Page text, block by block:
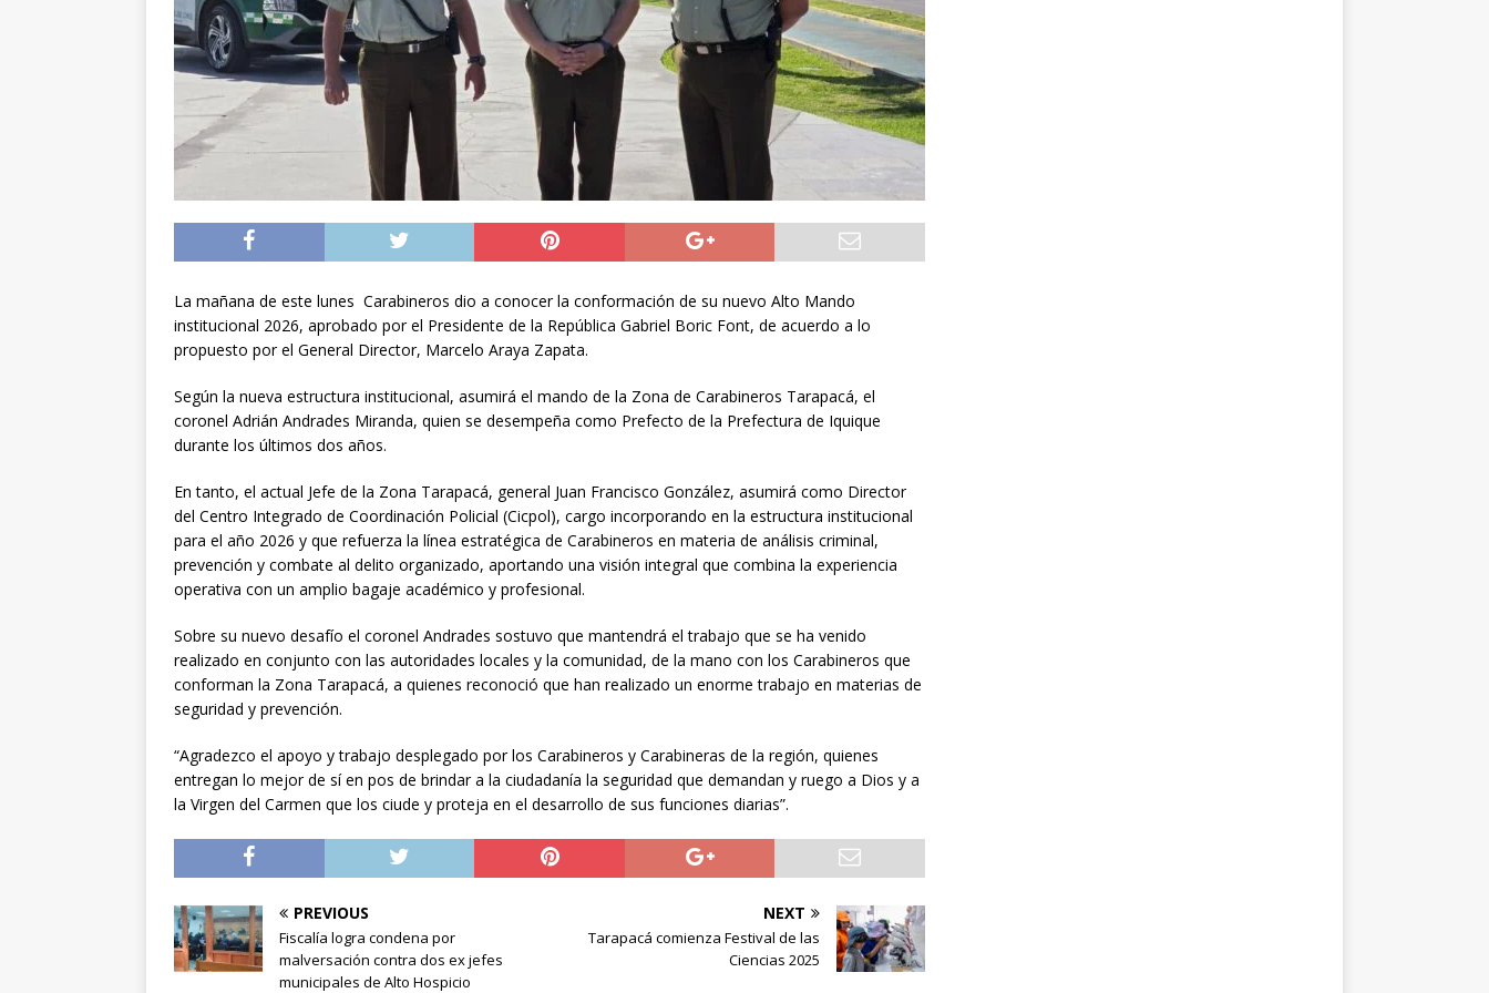
[ 04/08/2026 ] Ministros de la Unión Europea acuerdan reforzar fronteras, retornos y
sistema de alerta temprana tras la crisis en Ceuta
INTERNACIONAL
[ 04/08/2026 ]
Precio del cobre alcanzó un nuevo máximo histórico
NACIONAL
[ 05/08/2026 ]
Sueldos millonarios en el Gobierno: 46 funcionarios de
superintendencias ganan igual o más que el presidente Kast
DEPORTES
La mañana de este lunes Carabineros dio a conocer la conformación de su nuevo Alto Mando
institucional 2026, aprobado por el Presidente de la República Gabriel Boric Font, de acuerdo a lo
propuesto por el General Director, Marcelo Araya Zapata.
Según la nueva estructura institucional, asumirá el mando de la Zona de Carabineros Tarapacá, el
coronel Adrián Andrades Miranda, quien se desempeña como Prefecto de la Prefectura de Iquique
durante los últimos dos años.
En tanto, el actual Jefe de la Zona Tarapacá, general Juan Francisco González, asumirá como Director
del Centro Integrado de Coordinación Policial (Cicpol), cargo incorporando en la estructura institucional
para el año 2026 y que refuerza la línea estratégica de Carabineros en materia de análisis criminal,
prevención y combate al delito organizado, aportando una visión integral que combina la experiencia
operativa con un amplio bagaje académico y profesional.
Sobre su nuevo desafío el coronel Andrades sostuvo que mantendrá el trabajo que se ha venido
realizado en conjunto con las autoridades locales y la comunidad, de la mano con los Carabineros que
conforman la Zona Tarapacá, a quienes reconoció que han realizado un enorme trabajo en materias de
seguridad y prevención.
“Agradezco el apoyo y trabajo desplegado por los Carabineros y Carabineras de la región, quienes
entregan lo mejor de sí en pos de brindar a la ciudadanía la seguridad que demandan y ruego a Dios y a
la Virgen del Carmen que los ciude y proteja en el desarrollo de sus funciones diarias”.
PREVIOUS
Fiscalía logra condena por
malversación contra dos ex jefes
municipales de Alto Hospicio
NEXT
Tarapacá comienza Festival de las
Ciencias 2025